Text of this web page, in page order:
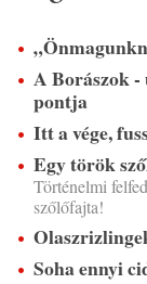
A Borászok -
pontja
Itt a vége,
Egy török
Történelmi
szőlőfajta!
Soha ennyi